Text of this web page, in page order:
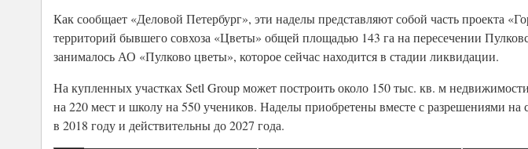
Как сообщает «Деловой Петербург», эти наделы представляют собой часть проекта
территорий бывшего совхоза «Цветы» общей площадью 143 га на пересечении
занималось АО «Пулково цветы», которое сейчас находится в стадии ликвидации.
На купленных участках Setl Group может построить около 150 тыс. кв. м
на 220 мест и школу на 550 учеников. Наделы приобретены вместе с разрешениями
в 2018 году и действительны до 2027 года.